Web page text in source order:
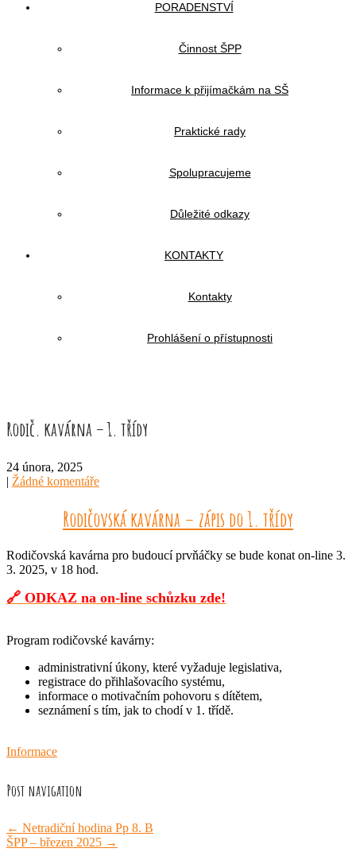
PORADENSTVÍ
Činnost ŠPP
Informace k přijímačkám na SŠ
Praktické rady
Spolupracujeme
Důležité odkazy
KONTAKTY
Kontakty
Prohlášení o přístupnosti
Rodič. kavárna – 1. třídy
24 února, 2025
| Žádné komentáře
Rodičovská kavárna – zápis do 1. třídy
Rodičovská kavárna pro budoucí prvňáčky se bude konat on-line 3.
3. 2025, v 18 hod.
🔗 ODKAZ na on-line schůzku zde!
Program rodičovské kavárny:
administrativní úkony, které vyžaduje legislativa,
registrace do přihlašovacího systému,
informace o motivačním pohovoru s dítětem,
seznámení s tím, jak to chodí v 1. třídě.
Informace
Post navigation
← Netradiční hodina Pp 8. B
ŠPP – březen 2025 →